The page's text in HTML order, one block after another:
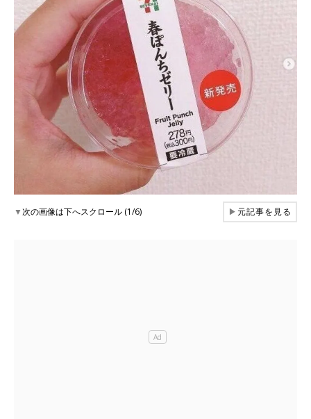
▼次の画像は下へスクロール (1/6) ▶元記事を見る